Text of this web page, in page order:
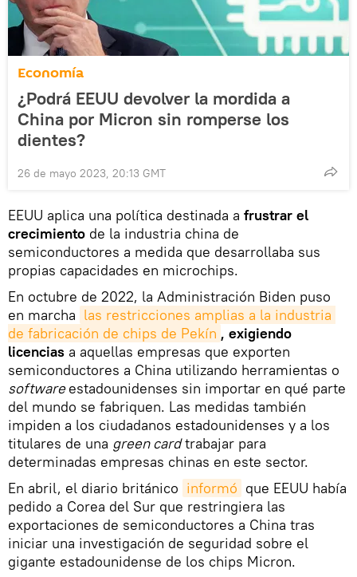
Economía
¿Podrá EEUU devolver la mordida a
China por Micron sin romperse los
dientes?
26 de mayo 2023, 20:13 GMT
EEUU aplica una política destinada a frustrar el
crecimiento de la industria china de
semiconductores a medida que desarrollaba sus
propias capacidades en microchips.
En octubre de 2022, la Administración Biden puso
en marcha las restricciones amplias a la industria
de fabricación de chips de Pekín , exigiendo
licencias a aquellas empresas que exporten
semiconductores a China utilizando herramientas o
softwareestadounidenses sin importar en qué parte
del mundo se fabriquen. Las medidas también
impiden a los ciudadanos estadounidenses y a los
titulares de una green cardtrabajar para
determinadas empresas chinas en este sector.
En abril, el diario británico informó que EEUU había
pedido a Corea del Sur que restringiera las
exportaciones de semiconductores a China tras
iniciar una investigación de seguridad sobre el
gigante estadounidense de los chips Micron.